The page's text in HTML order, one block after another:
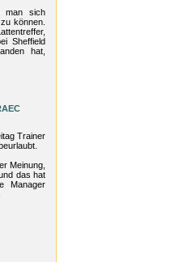
man sich
können.
Sheffield
hat,
Trainer
Meinung,
das hat
Manager